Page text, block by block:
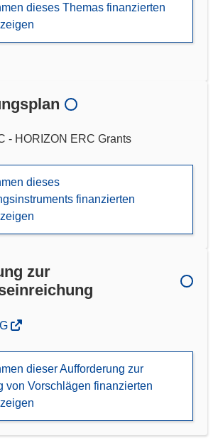
dieses Themas finanzierten
- HORIZON ERC Grants
dieses
finanzierten
zur
dieser Aufforderung zur
von Vorschlägen finanzierten